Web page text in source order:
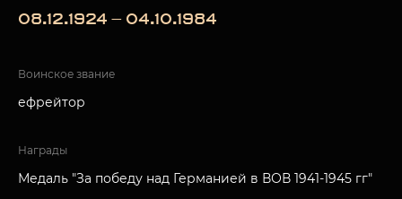
08.12.1924 — 04.10.1984
Воинское звание
ефрейтор
Награды
Медаль "За победу над Германией в ВОВ 1941-1945 гг"